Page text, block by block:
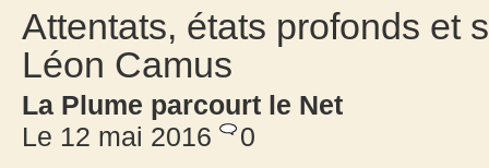
Attentats, états profonds et
Léon Camus
La Plume parcourt le Net
Le 12 mai 2016
0